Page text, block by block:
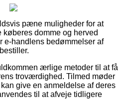
pæne muligheder for at
domme og herved
e-handlens bedømmelser af
ærlige metoder til at få
troværdighed. Tilmed møder
give en anmeldelse af deres
til at afveje tidligere